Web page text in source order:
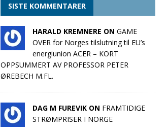
SISTE KOMMENTARER
HARALD KREMNERE ON GAME
OVER for Norges tilslutning til EU’s
energiunion ACER – KORT
OPPSUMMERT AV PROFESSOR PETER
ØREBECH M.FL.
DAG M FUREVIK ON FRAMTIDIGE
STRØMPRISER I NORGE